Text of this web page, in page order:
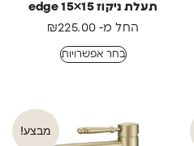
תעלת ניקוז edge 15×15
החל מ-
₪225.00
בחר אפשרויות
מבצע!